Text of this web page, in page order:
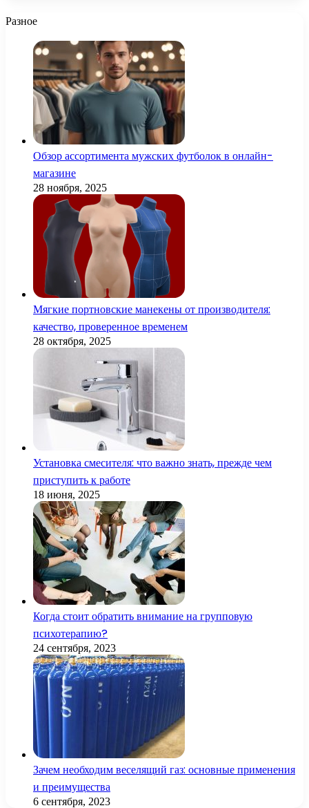
Разное
Обзор ассортимента мужских футболок в онлайн-
магазине
28 ноября, 2025
Мягкие портновские манекены от производителя:
качество, проверенное временем
28 октября, 2025
Установка смесителя: что важно знать, прежде чем
приступить к работе
18 июня, 2025
Когда стоит обратить внимание на групповую
психотерапию?
24 сентября, 2023
Зачем необходим веселящий газ: основные применения
и преимущества
6 сентября, 2023